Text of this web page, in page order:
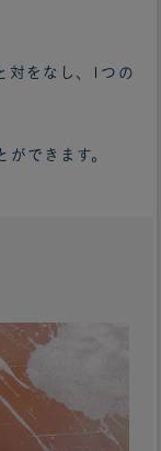
対をなし、1つの
できます。